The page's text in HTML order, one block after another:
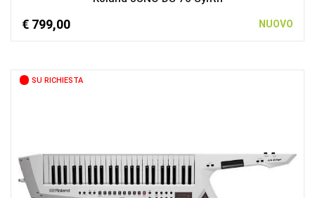
€ 799,00 NUOVO
SU RICHIESTA